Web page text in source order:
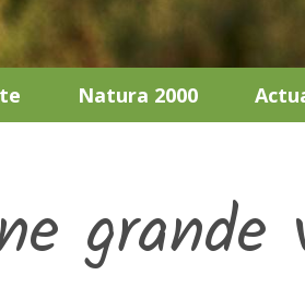
Natura 2000
grande